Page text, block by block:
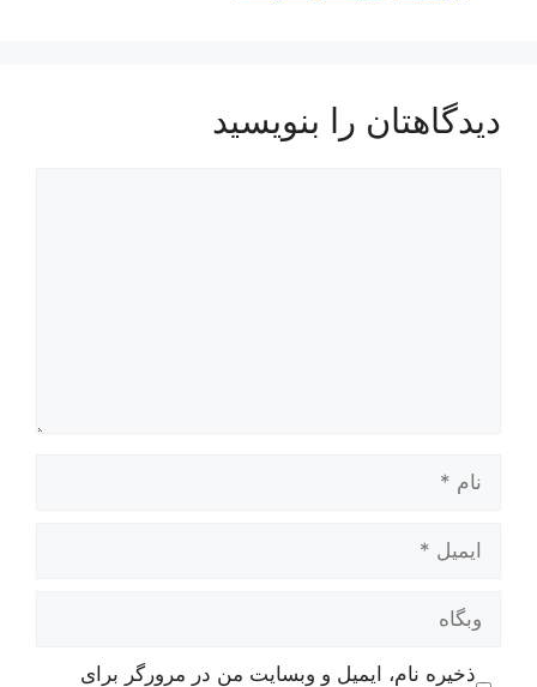
دیدگاهتان را بنویسید
ایمیل
وبگاه
ذخیره نام، ایمیل و وبسایت من در مرورگر برای